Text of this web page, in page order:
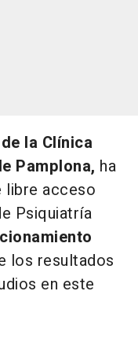
la Clínica
Pamplona, ha
libre acceso
Psiquiatría
los resultados
en este